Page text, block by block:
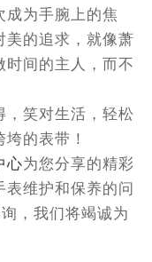
成为手腕上的焦
美的追求，就像萧
时间的主人，而不
笑对生活，轻松
的表带！
心为您分享的精彩
维护和保养的问
，我们将竭诚为